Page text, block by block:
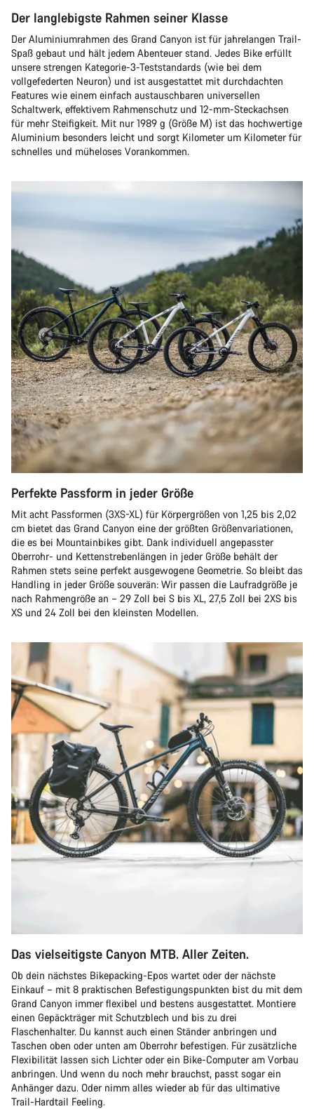
Der langlebigste Rahmen seiner Klasse
Der Aluminiumrahmen des Grand Canyon ist für jahrelangen Trail-
Spaß gebaut und hält jedem Abenteuer stand. Jedes Bike erfüllt
unsere strengen Kategorie-3-Teststandards (wie bei dem
vollgefederten Neuron) und ist ausgestattet mit durchdachten
Features wie einem einfach austauschbaren universellen
Schaltwerk, effektivem Rahmenschutz und 12-mm-Steckachsen
für mehr Steifigkeit. Mit nur 1989 g (Größe M) ist das hochwertige
Aluminium besonders leicht und sorgt Kilometer um Kilometer für
schnelles und müheloses Vorankommen.
Perfekte Passform in jeder Größe
Mit acht Passformen (3XS-XL) für Körpergrößen von 1,25 bis 2,02
cm bietet das Grand Canyon eine der größten Größenvariationen,
die es bei Mountainbikes gibt. Dank individuell angepasster
Oberrohr- und Kettenstrebenlängen in jeder Größe behält der
Rahmen stets seine perfekt ausgewogene Geometrie. So bleibt das
Handling in jeder Größe souverän: Wir passen die Laufradgröße je
nach Rahmengröße an – 29 Zoll bei S bis XL, 27,5 Zoll bei 2XS bis
XS und 24 Zoll bei den kleinsten Modellen.
Das vielseitigste Canyon MTB. Aller Zeiten.
Ob dein nächstes Bikepacking-Epos wartet oder der nächste
Einkauf – mit 8 praktischen Befestigungspunkten bist du mit dem
Grand Canyon immer flexibel und bestens ausgestattet. Montiere
einen Gepäckträger mit Schutzblech und bis zu drei
Flaschenhalter. Du kannst auch einen Ständer anbringen und
Taschen oben oder unten am Oberrohr befestigen. Für zusätzliche
Flexibilität lassen sich Lichter oder ein Bike-Computer am Vorbau
anbringen. Und wenn du noch mehr brauchst, passt sogar ein
Anhänger dazu. Oder nimm alles wieder ab für das ultimative
Trail-Hardtail Feeling.